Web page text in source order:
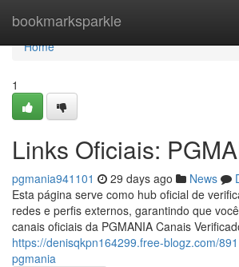
bookmarksparkle
Home
Home
1
Links Oficiais:
pgmania941101 29 days ago News
Esta página serve como hub oficial de
redes e perfis externos, garantindo que
canais oficiais da PGMANIA Canais
https://denisqkpn164299.free-blogz.com/
pgmania